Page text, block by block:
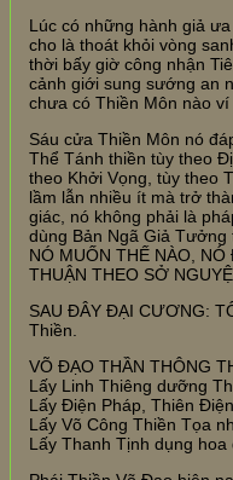
Lúc có những hành giả
cho là thoát khỏi vòng
thời bấy giờ công nhận
cảnh giới sung sướng an
chưa có Thiền Môn nào ví
Sáu cửa Thiền Môn nó
Thể Tánh thiền tùy theo
theo Khởi Vọng, tùy theo
lầm lẫn nhiều ít mà trở
giác, nó không phải là
dùng Bản Ngã Giả Tưởng
NÓ MUỐN THẾ NÀO,
THUẬN THEO SỞ
SAU ĐÂY ĐẠI CƯƠNG:
Thiền.
VÕ ĐẠO THẦN THÔNG
Lấy Linh Thiêng dưỡng
Lấy Điện Pháp, Thiên
Lấy Võ Công Thiền Tọa
Lấy Thanh Tịnh dụng